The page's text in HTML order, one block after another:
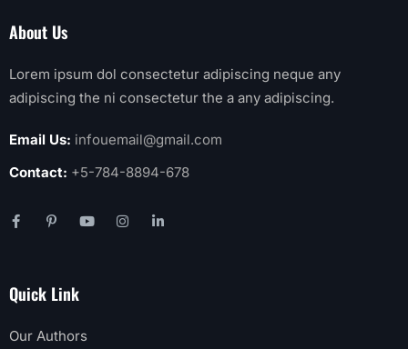
About Us
Lorem ipsum dol consectetur adipiscing neque any
adipiscing the ni consectetur the a any adipiscing.
Email Us: infouemail@gmail.com
Contact: +5-784-8894-678
Quick Link
Our Authors